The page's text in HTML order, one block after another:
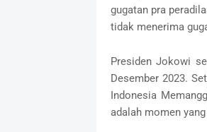
gugatan pra
tidak menerima
Presiden Jokowi
Desember 2023.
Indonesia
adalah momen